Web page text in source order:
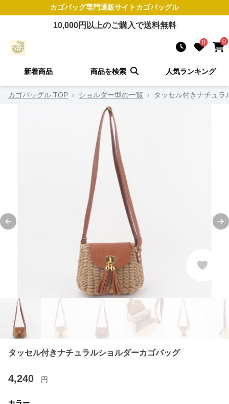
カゴバッグ専門通販サイトカゴバッグル
10,000円以上のご購入で送料無料
0 0
新着商品 商品を検索 人気ランキング
カゴバッグル TOP › ショルダー型の一覧 › タッセル付きナチュラ
Previous slide
タッセル付きナチュラルショルダーカゴバッグ
4,240 円